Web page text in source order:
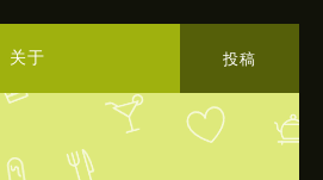
关于 投稿